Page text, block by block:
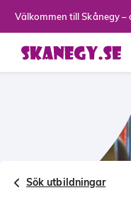
Välkommen till Skånegy –
Sök utbildningar